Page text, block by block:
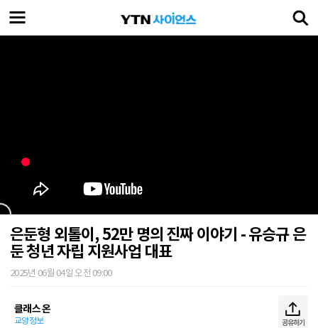
은둔형 외톨이, 52만 명의 진짜 이야기 - 유승규 은
둔 청년 자립 지원사업 대표
2025년 06월 04일 오전 09:00
클래스 온
교양정보 공유하기